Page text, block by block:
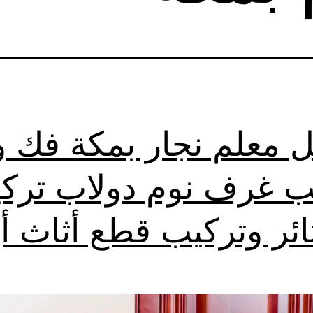
معلم نجار بمكة فك
غرف نوم دولاب
وتركيب قطع أثاث